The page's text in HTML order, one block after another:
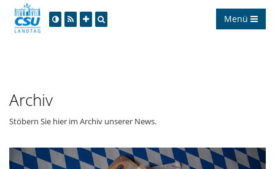
Menü
Archiv
Stöbern Sie hier im Archiv unserer News.